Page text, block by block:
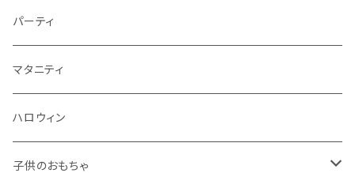
秋
冬
パーティ
マタニティ
ハロウィン
子供のおもちゃ